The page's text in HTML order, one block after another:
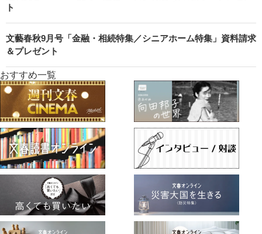
ト
文藝春秋9月号「金融・相続特集／シニアホーム特集」資料請求
＆プレゼント
おすすめ一覧